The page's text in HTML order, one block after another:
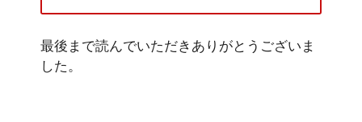
最後まで読んでいただきありがとうございま
した。